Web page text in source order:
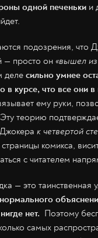
одной печеньки и
подозрения, что
— просто он «вышел
деле сильно умнее
в курсе, что все они в
ему руки,
теорию
к четвертой
комикса,
с читателем
— это таинственная
нет. Поэтому
самых